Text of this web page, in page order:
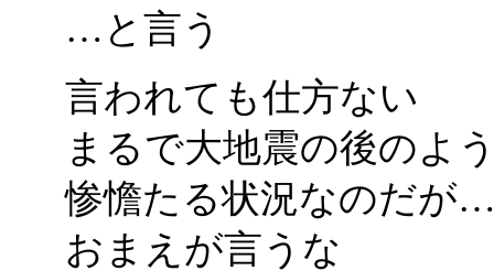
…と言う
言われても仕方ない
まるで大地震の後のよ
惨憺たる状況なのだが
おまえが言うな